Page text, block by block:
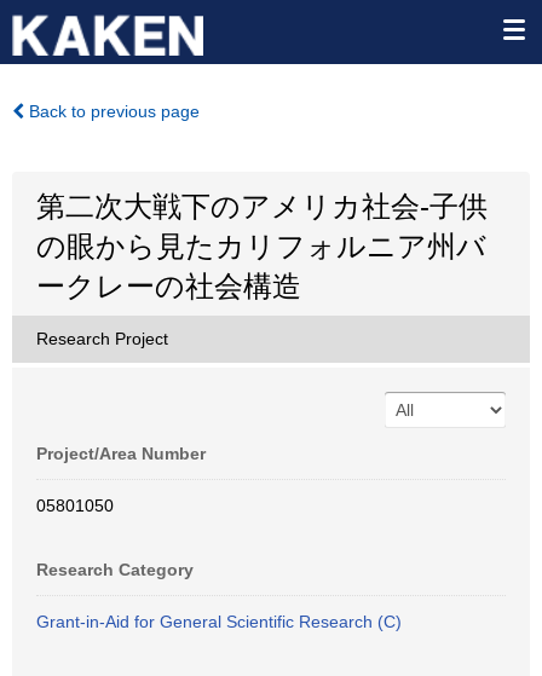
Back to previous page
第二次大戦下のアメリカ社会-子供
の眼から見たカリフォルニア州バ
ークレーの社会構造
Research Project
Project/Area Number
05801050
Research Category
Grant-in-Aid for General Scientific Research (C)